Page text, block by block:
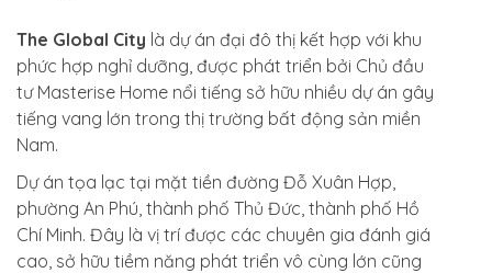
The Global City là dự án đại đô thị kết hợp với khu
phức hợp nghỉ dưỡng, được phát triển bởi Chủ đầu
tư Masterise Home nổi tiếng sở hữu nhiều dự án gây
tiếng vang lớn trong thị trường bất động sản miền
Nam.
Dự án tọa lạc tại mặt tiền đường Đỗ Xuân Hợp,
phường An Phú, thành phố Thủ Đức, thành phố Hồ
Chí Minh. Đây là vị trí được các chuyên gia đánh giá
cao, sở hữu tiềm năng phát triển vô cùng lớn cũng